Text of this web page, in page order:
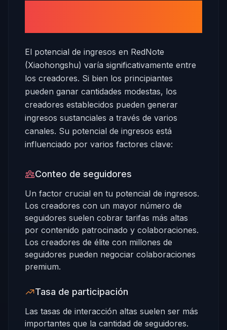
El potencial de ingresos en RedNote
(Xiaohongshu) varía significativamente entre
los creadores. Si bien los principiantes
pueden ganar cantidades modestas, los
creadores establecidos pueden generar
ingresos sustanciales a través de varios
canales. Su potencial de ingresos está
influenciado por varios factores clave:
Conteo de seguidores
Un factor crucial en tu potencial de ingresos.
Los creadores con un mayor número de
seguidores suelen cobrar tarifas más altas
por contenido patrocinado y colaboraciones.
Los creadores de élite con millones de
seguidores pueden negociar colaboraciones
premium.
Tasa de participación
Las tasas de interacción altas suelen ser más
importantes que la cantidad de seguidores.